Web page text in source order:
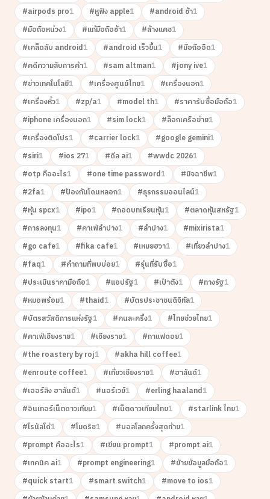
#airpods pro1 #หูฟัง apple1 #android ช้า1
#มือถือหน่วง1 #แก้มือถือช้า1 #ล้างแคช1
#เคล็ดลับ android1 #android เร็วขึ้น1 #มือถืออืด1
#คดีความลับการค้า1 #sam altman1 #jony ive1
#ข่าวเทคโนโลยี1 #เครื่องศูนย์ไทย1 #เครื่องนอก1
#เครื่องหิ้ว1 #zp/a1 #model th1 #ราคารับซื้อมือถือ1
#iphone เครื่องนอก1 #sim lock1 #ล็อกเครือข่าย1
#เครื่องติดโปร1 #carrier lock1 #google gemini1
#siri1 #ios 271 #ดีล ai1 #wwdc 20261
#otp คืออะไร1 #one time password1 #มิจฉาชีพ1
#2fa1 #ป้องกันโดนหลอก1 #ธุรกรรมออนไลน์1
#หุ้น spcx1 #ipo1 #ถอดบทเรียนหุ้น1 #ตลาดหุ้นสหรัฐ1
#การลงทุน1 #คาเฟ่ลำปาง1 #ลำปาง1 #mixirista1
#go cafe1 #fika cafe1 #เหมยฮวา1 #เที่ยวลำปาง1
#faq1 #คำถามที่พบบ่อย1 #รุ่นที่รับซื้อ1
#ประเมินราคามือถือ1 #แอปรัฐ1 #เป๋าตัง1 #ทางรัฐ1
#หมอพร้อม1 #thaid1 #บัตรประชาชนดิจิทัล1
#บัตรสวัสดิการแห่งรัฐ1 #คนละครึ่ง1 #ไทยช่วยไทย1
#คาเฟ่เชียงราย1 #เชียงราย1 #กาแฟดอย1
#the roastery by roj1 #akha hill coffee1
#enroute coffee1 #เที่ยวเชียงราย1 #ฮาลันด์1
#เออร์ลิง ฮาลันด์1 #นอร์เวย์1 #erling haaland1
#อินเทอร์เน็ตดาวเทียม1 #เน็ตดาวเทียมไทย1 #starlink ไทย1
#โรนัลโด้1 #โมดริช1 #บอลโลกครั้งสุดท้าย1
#prompt คืออะไร1 #เขียน prompt1 #prompt ai1
#เทคนิค ai1 #prompt engineering1 #ย้ายข้อมูลมือถือ1
#quick start1 #smart switch1 #move to ios1